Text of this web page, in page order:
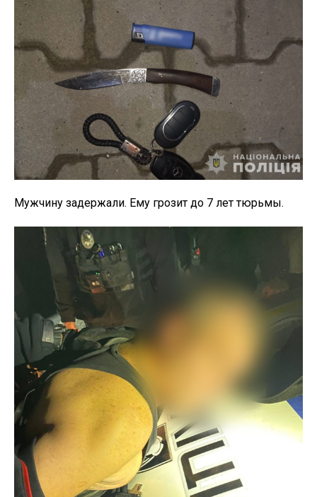
Мужчину задержали. Ему грозит до 7 лет тюрьмы.